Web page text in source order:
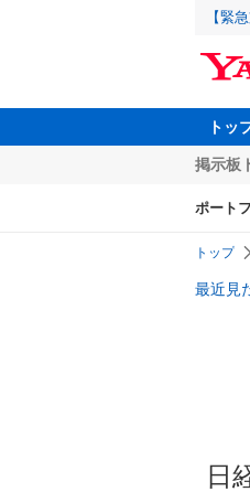
【緊
トッ
掲示板
ポート
トップ
最近見
日